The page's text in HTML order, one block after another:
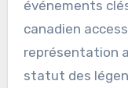
Ils explorent
persévérance,
sportif,
générations